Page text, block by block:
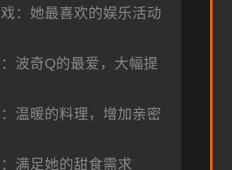
：她最喜欢的娱乐活动
波奇Q的最爱，大幅提
温暖的料理，增加亲密
满足她的甜食需求